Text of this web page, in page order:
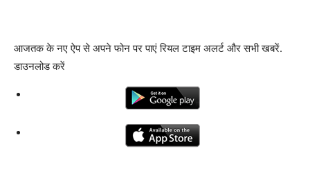
आजतक के नए ऐप से अपने फोन पर पाएं रियल टाइम अलर्ट और सभी खबरें.
डाउनलोड करें